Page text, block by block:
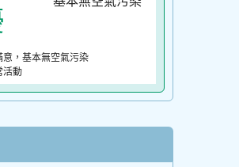
意，基本無空氣污染
活動